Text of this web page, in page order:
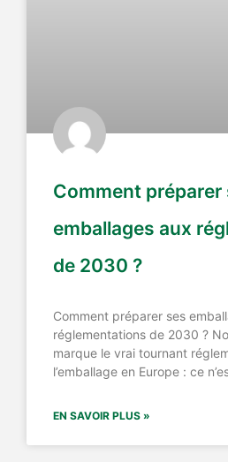
Comment préparer
emballages aux
de 2030 ?
Comment préparer ses
réglementations de 2030 ?
marque le vrai tournant
l’emballage en Europe : ce
EN SAVOIR PLUS »